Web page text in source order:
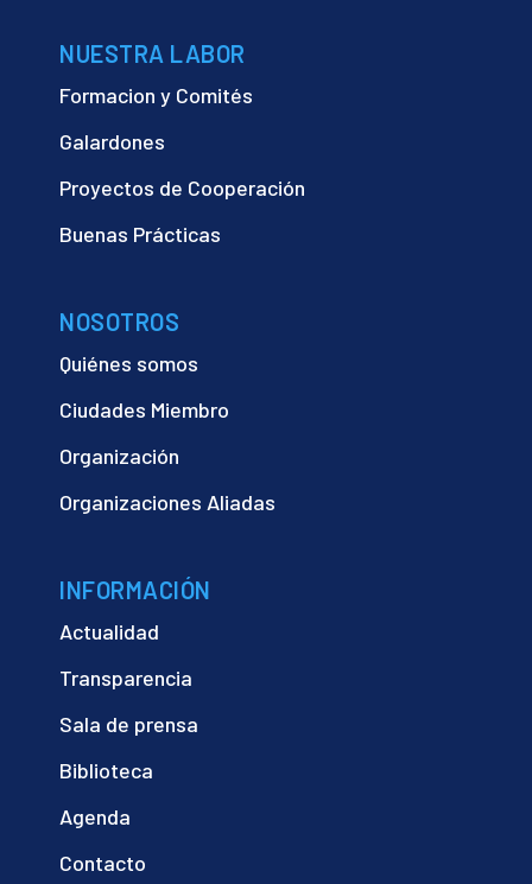
NUESTRA LABOR
Formacion y Comités
Galardones
Proyectos de Cooperación
Buenas Prácticas
NOSOTROS
Quiénes somos
Ciudades Miembro
Organización
Organizaciones Aliadas
INFORMACIÓN
Actualidad
Transparencia
Sala de prensa
Biblioteca
Agenda
Contacto